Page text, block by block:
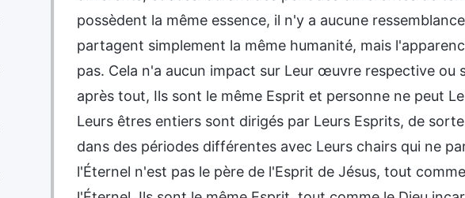
possèdent la même essence, il n'y a aucune
partagent simplement la même humanité, mais
pas. Cela n'a aucun impact sur Leur œuvre respective ou
après tout, Ils sont le même Esprit et personne ne peut
Leurs êtres entiers sont dirigés par Leurs Esprits, de
dans des périodes différentes avec Leurs chairs qui ne
l'Éternel n'est pas le père de l'Esprit de Jésus, tout